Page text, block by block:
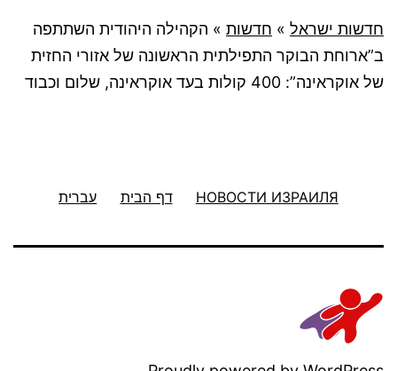
חדשות ישראל » חדשות » הקהילה היהודית השתתפה
ב”ארוחת הבוקר התפילתית הראשונה של אזורי החזית
של אוקראינה”: 400 קולות בעד אוקראינה, שלום וכבוד
НОВОСТИ ИЗРАИЛЯ דף הבית עברית